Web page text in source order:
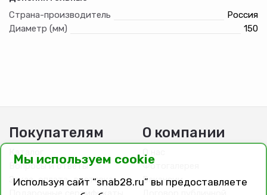
Страна-производитель
Россия
Диаметр (мм)
150
Покупателям
Каталог
Вопросы и ответы
Заказ, оплата, доставка
О компании
О нас
Фотогалерея
Вакансии
Мы используем cookie
Используя сайт “snab28.ru” вы предоставляете